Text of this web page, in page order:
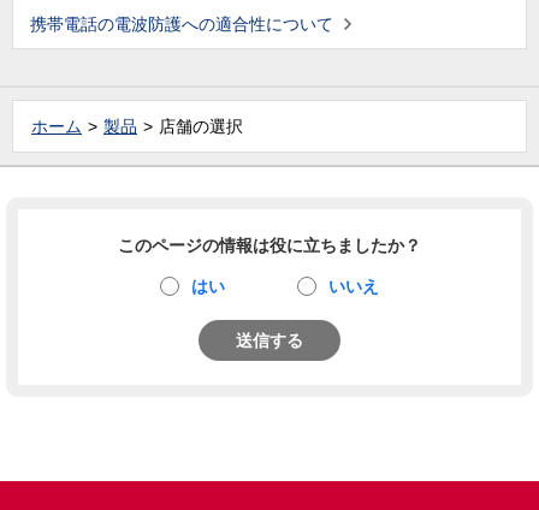
携帯電話の電波防護への適合性について
ホーム 製品 店舗の選択
このページの情報は役に立ちましたか？
はい いいえ
送信する